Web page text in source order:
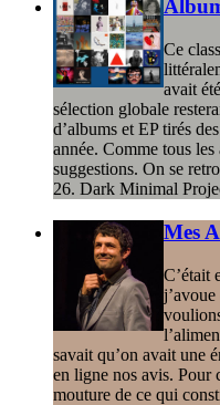
Ce
avait
sélection globale
d’albums et EP tirés
année. Comme tous
suggestions. On se
26. Dark Minimal
Mes
C’était
savait qu’on avait une
en ligne nos avis. Pour
mouture de ce qui